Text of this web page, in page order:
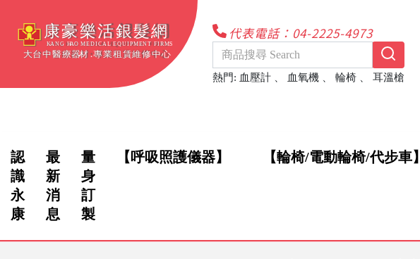
代表電話：04-2225-4973
熱門: 血壓計、 血氧機、 輪椅、 耳溫槍
認
識
永
康
最
新
消
息
量
身
訂
製
【呼吸照護儀器】 【輪椅/電動輪椅/代步車】